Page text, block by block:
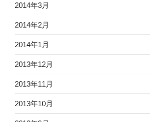
2014年3月
2014年2月
2014年1月
2013年12月
2013年11月
2013年10月